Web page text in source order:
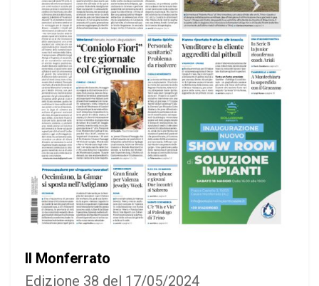
Il Monferrato
Edizione 38 del 17/05/2024